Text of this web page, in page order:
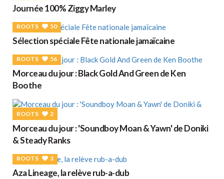
Journée 100% Ziggy Marley
ROOTS 50
Sélection spéciale Fête nationale jamaïcaine
ROOTS 56
Morceau du jour : Black Gold And Green de Ken
Boothe
ROOTS 2
Morceau du jour : 'Soundboy Moan & Yawn' de Doniki
& Steady Ranks
ROOTS 3
Aza Lineage, la relève rub-a-dub